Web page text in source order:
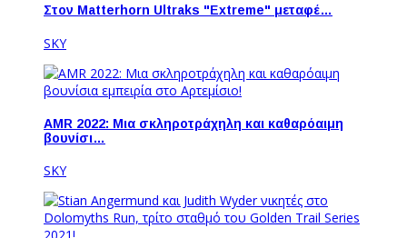
Στον Matterhorn Ultraks "Extreme" μεταφέ…
SKY
AMR 2022: Μια σκληροτράχηλη και καθαρόαιμη
βουνίσι…
SKY